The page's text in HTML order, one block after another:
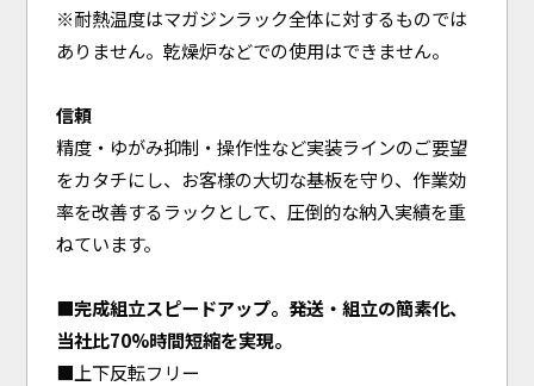
※耐熱温度はマガジンラック全体に対するものでは
ありません。乾燥炉などでの使用はできません。
信頼
精度・ゆがみ抑制・操作性など実装ラインのご要望
をカタチにし、お客様の大切な基板を守り、作業効
率を改善するラックとして、圧倒的な納入実績を重
ねています。
■完成組立スピードアップ。発送・組立の簡素化、
当社比70%時間短縮を実現。
■上下反転フリー